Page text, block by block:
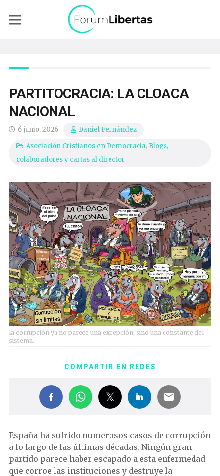
PARTITOCRACIA: LA CLOACA
NACIONAL
6 junio, 2026
Daniel Fernández
Asociación Cristianos en Democracia, Blogs,
colaboradores y cartas al director
la corrupción ya no parece una excepción, sino una constante del
sistema.
COMPARTIR EN REDES
España ha sufrido numerosos casos de corrupción
a lo largo de las últimas décadas. Ningún gran
partido parece haber escapado a esta enfermedad
que corroe las instituciones y destruye la